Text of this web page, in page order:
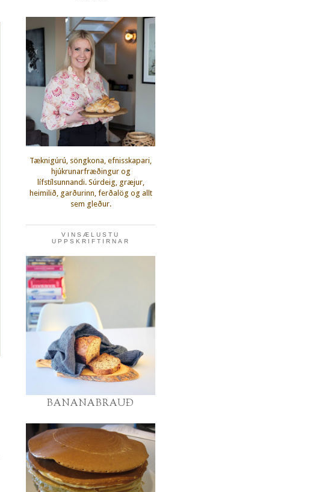
Tæknigúrú, söngkona, efnisskapari,
hjúkrunarfræðingur og
lífstílsunnandi. Súrdeig, græjur,
heimilið, garðurinn, ferðalög og allt
sem gleður.
VINSÆLUSTU
UPPSKRIFTIRNAR
BANANABRAUÐ